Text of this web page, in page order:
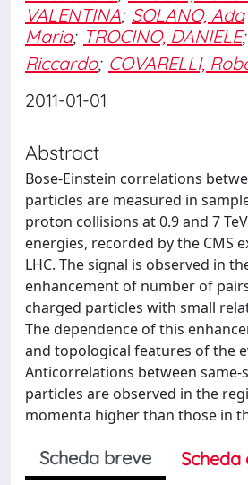
VALENTINA; SOLANO, Ada
Maria; TROCINO, DANIELE;
Riccardo; COVARELLI,
2011-01-01
Abstract
Bose-Einstein correlations
particles are measured in
proton collisions at 0.9 and 7
energies, recorded by the CMS
LHC. The signal is observed in
enhancement of number of
charged particles with small
The dependence of this
and topological features of the
Anticorrelations between same-
particles are observed in the
momenta higher than those in
Scheda breve